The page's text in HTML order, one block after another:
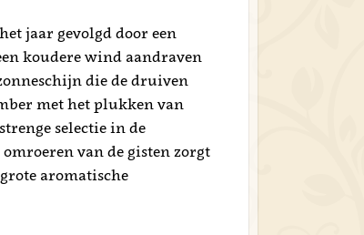
jaar gevolgd door een
koudere wind aandraven
die de druiven
met het plukken van
selectie in de
van de gisten zorgt
aromatische